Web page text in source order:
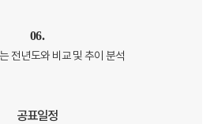
06.
전년도와 비교 및 추이 분석
공표일정